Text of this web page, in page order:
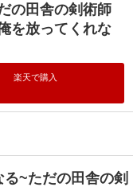
の田舎の剣術師
を放ってくれな
楽天で購入
る~ただの田舎の剣